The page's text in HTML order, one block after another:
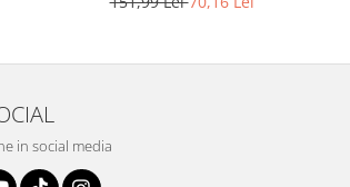
in social media